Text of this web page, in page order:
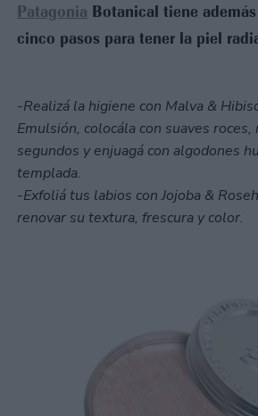
Patagonia Botanical tiene
cinco pasos para tener la piel
-Realizá la higiene con Malva &
Emulsión, colocála con suaves roces,
segundos y enjuagá con algodones
templada.
-Exfoliá tus labios con Jojoba &
renovar su textura, frescura y color.